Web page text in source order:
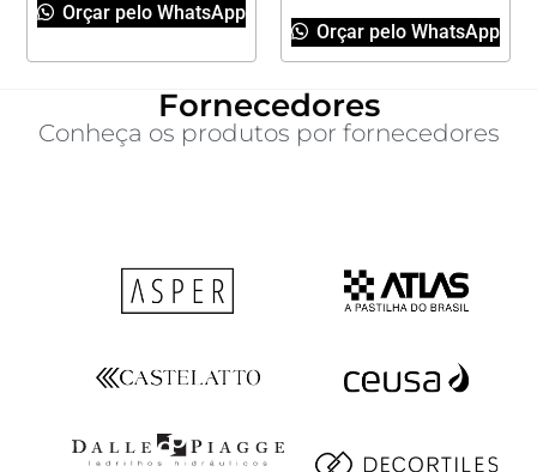
Orçar pelo WhatsApp
Orçar pelo WhatsApp
Fornecedores
Conheça os produtos por fornecedores